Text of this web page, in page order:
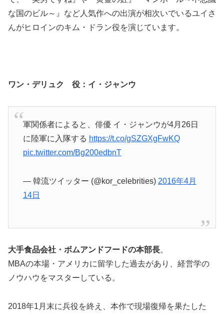
な国のビル～』など人気作への出演が相次いでいるユイさ
んがヒロインのキム・ドラン役を演じています。
ワン・デリュク 役：イ・ジャンウ
軍関係者によると、俳優 イ・ジャンウが4月26日
に陸軍に入隊する https://t.co/gSZGXgFwKQ
pic.twitter.com/Bg200edbnT
— 韓流ツイッター (@kor_celebrities) 2016年4月
14日
大手食品会社・ボムアンドフードの本部長。
MBAの本場・アメリカに留学した過去があり、経営学の
ノウハウをマスターしている。
2018年1月末に兵役を終え、本作で現場復帰を果たした